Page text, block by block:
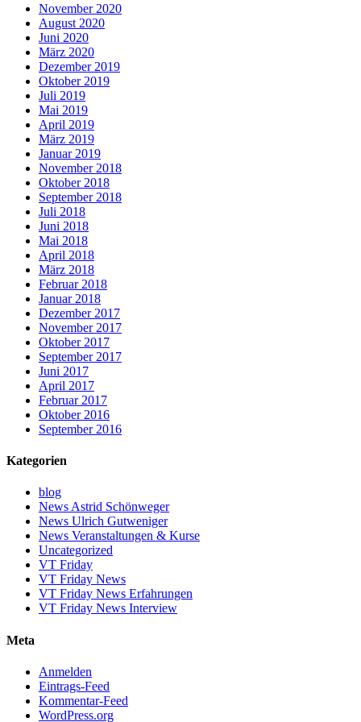
November 2020
August 2020
Juni 2020
März 2020
Dezember 2019
Oktober 2019
Juli 2019
Mai 2019
April 2019
März 2019
Januar 2019
November 2018
Oktober 2018
September 2018
Juli 2018
Juni 2018
Mai 2018
April 2018
März 2018
Februar 2018
Januar 2018
Dezember 2017
November 2017
Oktober 2017
September 2017
Juni 2017
April 2017
Februar 2017
Oktober 2016
September 2016
Kategorien
blog
News Astrid Schönweger
News Ulrich Gutweniger
News Veranstaltungen & Kurse
Uncategorized
VT Friday
VT Friday News
VT Friday News Erfahrungen
VT Friday News Interview
Meta
Anmelden
Eintrags-Feed
Kommentar-Feed
WordPress.org